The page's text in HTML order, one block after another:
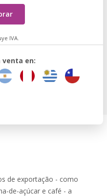
IVA.
venta en:
de exportação - como
de-açúcar e café - a